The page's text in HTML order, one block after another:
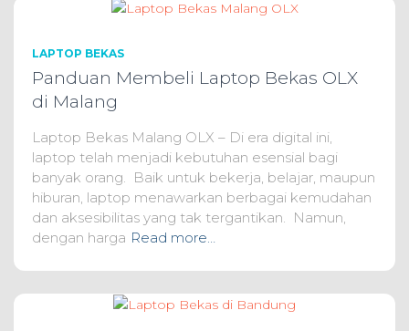
LAPTOP BEKAS
Panduan Membeli Laptop Bekas OLX
di Malang
Laptop Bekas Malang OLX – Di era digital ini,
laptop telah menjadi kebutuhan esensial bagi
banyak orang. Baik untuk bekerja, belajar, maupun
hiburan, laptop menawarkan berbagai kemudahan
dan aksesibilitas yang tak tergantikan. Namun,
dengan harga Read more…